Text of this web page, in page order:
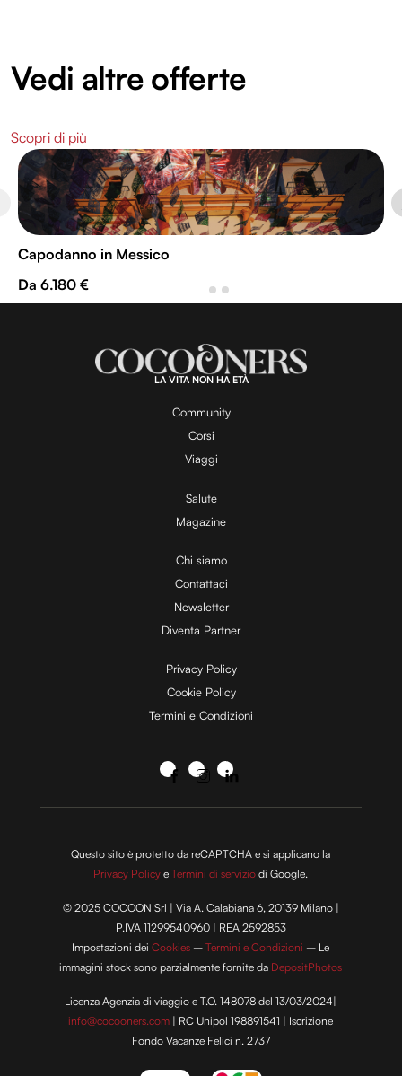
Vedi altre offerte
Scopri di più
Capodanno in Messico
Da 6.180 €
LA VITA NON HA ETÀ
Community
Corsi
Viaggi
Salute
Magazine
Chi siamo
Contattaci
Newsletter
Diventa Partner
Privacy Policy
Cookie Policy
Termini e Condizioni
Questo sito è protetto da reCAPTCHA e si applicano la
Privacy Policy eTermini di servizio di Google.
© 2025 COCOON Srl | Via A. Calabiana 6, 20139 Milano |
P.IVA 11299540960 | REA 2592853
Impostazioni deiCookies –Termini e Condizioni – Le
immagini stock sono parzialmente fornite da DepositPhotos
Licenza Agenzia di viaggio e T.O. 148078 del 13/03/2024|
info@cocooners.com | RC Unipol 198891541 | Iscrizione
Fondo Vacanze Felici n. 2737